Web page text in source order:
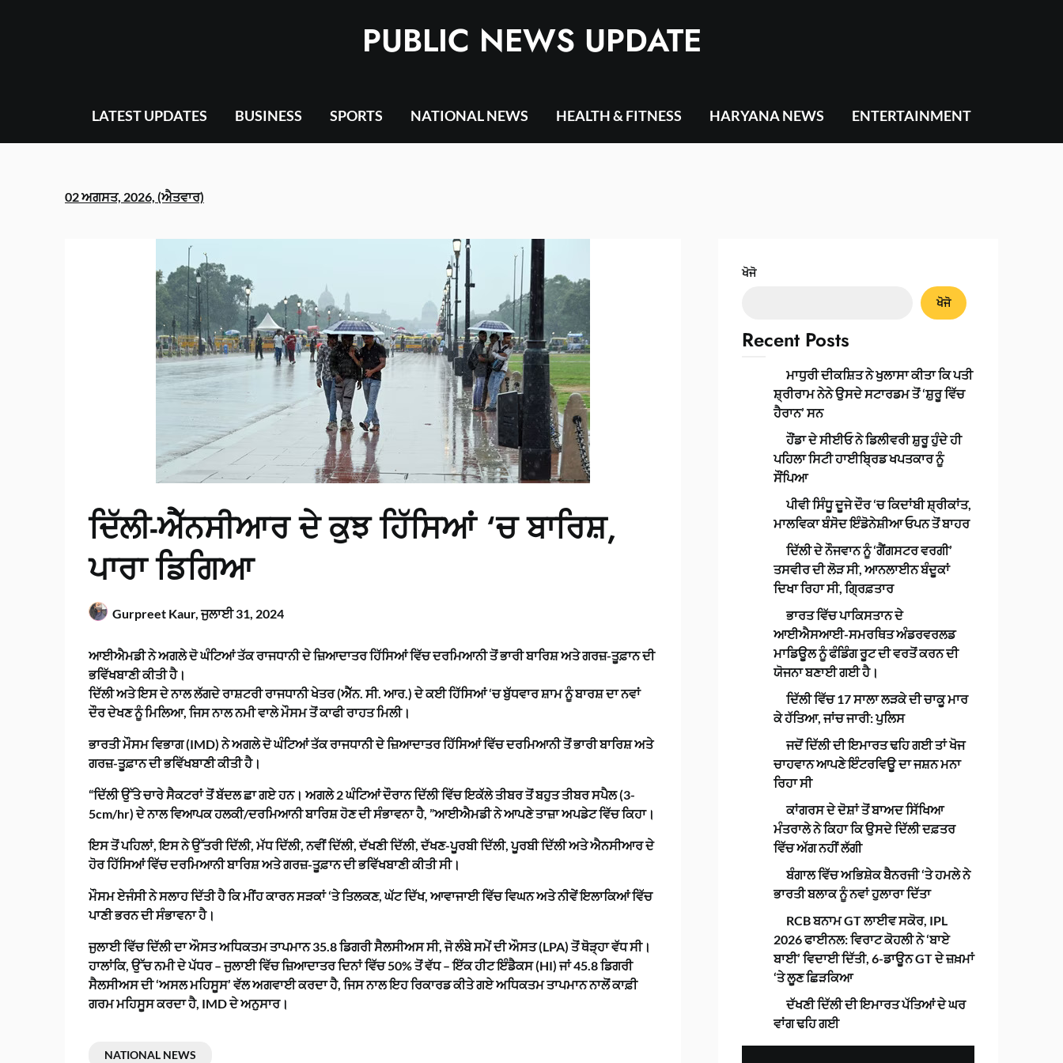
PUBLIC NEWS UPDATE
LATEST UPDATES BUSINESS SPORTS NATIONAL NEWS HEALTH & FITNESS HARYANA NEWS ENTERTAINMENT
02 ਅਗਸਤ, 2026, (ਐਤਵਾਰ)
ਦਿੱਲੀ-ਐੱਨਸੀਆਰ ਦੇ ਕੁਝ ਹਿੱਸਿਆਂ ‘ਚ ਬਾਰਿਸ਼,
ਪਾਰਾ ਡਿਗਿਆ
Gurpreet Kaur,ਜੁਲਾਈ 31, 2024
ਆਈਐਮਡੀ ਨੇ ਅਗਲੇ ਦੋ ਘੰਟਿਆਂ ਤੱਕ ਰਾਜਧਾਨੀ ਦੇ ਜ਼ਿਆਦਾਤਰ ਹਿੱਸਿਆਂ ਵਿੱਚ ਦਰਮਿਆਨੀ ਤੋਂ ਭਾਰੀ ਬਾਰਿਸ਼ ਅਤੇ ਗਰਜ਼-ਤੂਫ਼ਾਨ ਦੀ
ਭਵਿੱਖਬਾਣੀ ਕੀਤੀ ਹੈ।
ਦਿੱਲੀ ਅਤੇ ਇਸ ਦੇ ਨਾਲ ਲੱਗਦੇ ਰਾਸ਼ਟਰੀ ਰਾਜਧਾਨੀ ਖੇਤਰ (ਐੱਨ. ਸੀ. ਆਰ.) ਦੇ ਕਈ ਹਿੱਸਿਆਂ ‘ਚ ਬੁੱਧਵਾਰ ਸ਼ਾਮ ਨੂੰ ਬਾਰਸ਼ ਦਾ ਨਵਾਂ
ਦੌਰ ਦੇਖਣ ਨੂੰ ਮਿਲਿਆ, ਜਿਸ ਨਾਲ ਨਮੀ ਵਾਲੇ ਮੌਸਮ ਤੋਂ ਕਾਫੀ ਰਾਹਤ ਮਿਲੀ।
ਭਾਰਤੀ ਮੌਸਮ ਵਿਭਾਗ (IMD) ਨੇ ਅਗਲੇ ਦੋ ਘੰਟਿਆਂ ਤੱਕ ਰਾਜਧਾਨੀ ਦੇ ਜ਼ਿਆਦਾਤਰ ਹਿੱਸਿਆਂ ਵਿੱਚ ਦਰਮਿਆਨੀ ਤੋਂ ਭਾਰੀ ਬਾਰਿਸ਼ ਅਤੇ
ਗਰਜ਼-ਤੂਫ਼ਾਨ ਦੀ ਭਵਿੱਖਬਾਣੀ ਕੀਤੀ ਹੈ।
“ਦਿੱਲੀ ਉੱਤੇ ਚਾਰੇ ਸੈਕਟਰਾਂ ਤੋਂ ਬੱਦਲ ਛਾ ਗਏ ਹਨ। ਅਗਲੇ 2 ਘੰਟਿਆਂ ਦੌਰਾਨ ਦਿੱਲੀ ਵਿੱਚ ਇਕੱਲੇ ਤੀਬਰ ਤੋਂ ਬਹੁਤ ਤੀਬਰ ਸਪੈਲ (3-
5cm/hr) ਦੇ ਨਾਲ ਵਿਆਪਕ ਹਲਕੀ/ਦਰਮਿਆਨੀ ਬਾਰਿਸ਼ ਹੋਣ ਦੀ ਸੰਭਾਵਨਾ ਹੈ, ”ਆਈਐਮਡੀ ਨੇ ਆਪਣੇ ਤਾਜ਼ਾ ਅਪਡੇਟ ਵਿੱਚ ਕਿਹਾ।
ਇਸ ਤੋਂ ਪਹਿਲਾਂ, ਇਸ ਨੇ ਉੱਤਰੀ ਦਿੱਲੀ, ਮੱਧ ਦਿੱਲੀ, ਨਵੀਂ ਦਿੱਲੀ, ਦੱਖਣੀ ਦਿੱਲੀ, ਦੱਖਣ-ਪੂਰਬੀ ਦਿੱਲੀ, ਪੂਰਬੀ ਦਿੱਲੀ ਅਤੇ ਐਨਸੀਆਰ ਦੇ
ਹੋਰ ਹਿੱਸਿਆਂ ਵਿੱਚ ਦਰਮਿਆਨੀ ਬਾਰਿਸ਼ ਅਤੇ ਗਰਜ਼-ਤੂਫ਼ਾਨ ਦੀ ਭਵਿੱਖਬਾਣੀ ਕੀਤੀ ਸੀ।
ਮੌਸਮ ਏਜੰਸੀ ਨੇ ਸਲਾਹ ਦਿੱਤੀ ਹੈ ਕਿ ਮੀਂਹ ਕਾਰਨ ਸੜਕਾਂ ‘ਤੇ ਤਿਲਕਣ, ਘੱਟ ਦਿੱਖ, ਆਵਾਜਾਈ ਵਿੱਚ ਵਿਘਨ ਅਤੇ ਨੀਵੇਂ ਇਲਾਕਿਆਂ ਵਿੱਚ
ਪਾਣੀ ਭਰਨ ਦੀ ਸੰਭਾਵਨਾ ਹੈ।
ਜੁਲਾਈ ਵਿੱਚ ਦਿੱਲੀ ਦਾ ਔਸਤ ਅਧਿਕਤਮ ਤਾਪਮਾਨ 35.8 ਡਿਗਰੀ ਸੈਲਸੀਅਸ ਸੀ, ਜੋ ਲੰਬੇ ਸਮੇਂ ਦੀ ਔਸਤ (LPA) ਤੋਂ ਥੋੜ੍ਹਾ ਵੱਧ ਸੀ।
ਹਾਲਾਂਕਿ, ਉੱਚ ਨਮੀ ਦੇ ਪੱਧਰ – ਜੁਲਾਈ ਵਿੱਚ ਜ਼ਿਆਦਾਤਰ ਦਿਨਾਂ ਵਿੱਚ 50% ਤੋਂ ਵੱਧ – ਇੱਕ ਹੀਟ ਇੰਡੈਕਸ (HI) ਜਾਂ 45.8 ਡਿਗਰੀ
ਸੈਲਸੀਅਸ ਦੀ ‘ਅਸਲ ਮਹਿਸੂਸ’ ਵੱਲ ਅਗਵਾਈ ਕਰਦਾ ਹੈ, ਜਿਸ ਨਾਲ ਇਹ ਰਿਕਾਰਡ ਕੀਤੇ ਗਏ ਅਧਿਕਤਮ ਤਾਪਮਾਨ ਨਾਲੋਂ ਕਾਫ਼ੀ
ਗਰਮ ਮਹਿਸੂਸ ਕਰਦਾ ਹੈ, IMD ਦੇ ਅਨੁਸਾਰ।
NATIONAL NEWS
ਖੋਜੋ
ਖੋਜੋ
Recent Posts
ਮਾਧੁਰੀ ਦੀਕਸ਼ਿਤ ਨੇ ਖੁਲਾਸਾ ਕੀਤਾ ਕਿ ਪਤੀ
ਸ਼੍ਰੀਰਾਮ ਨੇਨੇ ਉਸਦੇ ਸਟਾਰਡਮ ਤੋਂ ‘ਸ਼ੁਰੂ ਵਿੱਚ
ਹੈਰਾਨ’ ਸਨ
ਹੌਂਡਾ ਦੇ ਸੀਈਓ ਨੇ ਡਿਲੀਵਰੀ ਸ਼ੁਰੂ ਹੁੰਦੇ ਹੀ
ਪਹਿਲਾ ਸਿਟੀ ਹਾਈਬ੍ਰਿਡ ਖਪਤਕਾਰ ਨੂੰ
ਸੌਂਪਿਆ
ਪੀਵੀ ਸਿੰਧੂ ਦੂਜੇ ਦੌਰ ‘ਚ ਕਿਦਾਂਬੀ ਸ਼੍ਰੀਕਾਂਤ,
ਮਾਲਵਿਕਾ ਬੰਸੋਦ ਇੰਡੋਨੇਸ਼ੀਆ ਓਪਨ ਤੋਂ ਬਾਹਰ
ਦਿੱਲੀ ਦੇ ਨੌਜਵਾਨ ਨੂੰ ‘ਗੈਂਗਸਟਰ ਵਰਗੀ’
ਤਸਵੀਰ ਦੀ ਲੋੜ ਸੀ, ਆਨਲਾਈਨ ਬੰਦੂਕਾਂ
ਦਿਖਾ ਰਿਹਾ ਸੀ, ਗ੍ਰਿਫ਼ਤਾਰ
ਭਾਰਤ ਵਿੱਚ ਪਾਕਿਸਤਾਨ ਦੇ
ਆਈਐਸਆਈ-ਸਮਰਥਿਤ ਅੰਡਰਵਰਲਡ
ਮਾਡਿਊਲ ਨੂੰ ਫੰਡਿੰਗ ਰੂਟ ਦੀ ਵਰਤੋਂ ਕਰਨ ਦੀ
ਯੋਜਨਾ ਬਣਾਈ ਗਈ ਹੈ।
ਦਿੱਲੀ ਵਿੱਚ 17 ਸਾਲਾ ਲੜਕੇ ਦੀ ਚਾਕੂ ਮਾਰ
ਕੇ ਹੱਤਿਆ, ਜਾਂਚ ਜਾਰੀ: ਪੁਲਿਸ
ਜਦੋਂ ਦਿੱਲੀ ਦੀ ਇਮਾਰਤ ਢਹਿ ਗਈ ਤਾਂ ਖੋਜ
ਚਾਹਵਾਨ ਆਪਣੇ ਇੰਟਰਵਿਊ ਦਾ ਜਸ਼ਨ ਮਨਾ
ਰਿਹਾ ਸੀ
ਕਾਂਗਰਸ ਦੇ ਦੋਸ਼ਾਂ ਤੋਂ ਬਾਅਦ ਸਿੱਖਿਆ
ਮੰਤਰਾਲੇ ਨੇ ਕਿਹਾ ਕਿ ਉਸਦੇ ਦਿੱਲੀ ਦਫ਼ਤਰ
ਵਿੱਚ ਅੱਗ ਨਹੀਂ ਲੱਗੀ
ਬੰਗਾਲ ਵਿੱਚ ਅਭਿਸ਼ੇਕ ਬੈਨਰਜੀ ‘ਤੇ ਹਮਲੇ ਨੇ
ਭਾਰਤੀ ਬਲਾਕ ਨੂੰ ਨਵਾਂ ਹੁਲਾਰਾ ਦਿੱਤਾ
RCB ਬਨਾਮ GT ਲਾਈਵ ਸਕੋਰ, IPL
2026 ਫਾਈਨਲ: ਵਿਰਾਟ ਕੋਹਲੀ ਨੇ ‘ਬਾਏ
ਬਾਈ’ ਵਿਦਾਈ ਦਿੱਤੀ, 6-ਡਾਊਨ GT ਦੇ ਜ਼ਖ਼ਮਾਂ
‘ਤੇ ਲੂਣ ਛਿੜਕਿਆ
ਦੱਖਣੀ ਦਿੱਲੀ ਦੀ ਇਮਾਰਤ ਪੱਤਿਆਂ ਦੇ ਘਰ
ਵਾਂਗ ਢਹਿ ਗਈ